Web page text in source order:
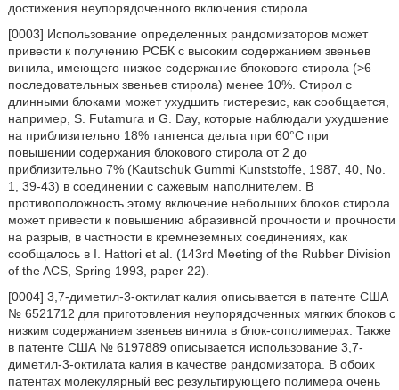
достижения неупорядоченного включения стирола.
[0003] Использование определенных рандомизаторов может
привести к получению РСБК с высоким содержанием звеньев
винила, имеющего низкое содержание блокового стирола (>6
последовательных звеньев стирола) менее 10%. Стирол с
длинными блоками может ухудшить гистерезис, как сообщается,
например, S. Futamura и G. Day, которые наблюдали ухудшение
на приблизительно 18% тангенса дельта при 60°C при
повышении содержания блокового стирола от 2 до
приблизительно 7% (Kautschuk Gummi Kunststoffe, 1987, 40, No.
1, 39-43) в соединении с сажевым наполнителем. В
противоположность этому включение небольших блоков стирола
может привести к повышению абразивной прочности и прочности
на разрыв, в частности в кремнеземных соединениях, как
сообщалось в I. Hattori et al. (143rd Meeting of the Rubber Division
of the ACS, Spring 1993, paper 22).
[0004] 3,7-диметил-3-октилат калия описывается в патенте США
№ 6521712 для приготовления неупорядоченных мягких блоков с
низким содержанием звеньев винила в блок-сополимерах. Также
в патенте США № 6197889 описывается использование 3,7-
диметил-3-октилата калия в качестве рандомизатора. В обоих
патентах молекулярный вес результирующего полимера очень